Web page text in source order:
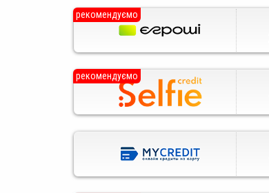
рекомендуємо
рекомендуємо